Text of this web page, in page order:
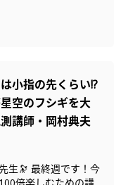
小指の先くらい!?
空のフシギを大
講師・岡村典夫
生🔭 最終週です！今